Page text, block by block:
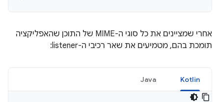
אחרי שמציינים את כל סוגי ה-MIME של התוכן שהאפליקציה
תומכת בהם, מטמיעים את שאר רכיבי ה-listener:
Kotlin
Java